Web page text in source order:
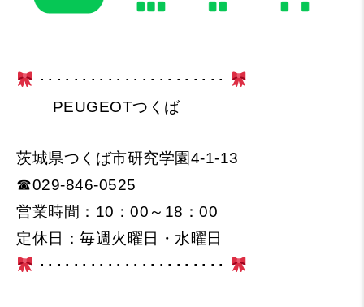
･･････････････････････
PEUGEOTつくば
茨城県つくば市研究学園4-1-13
☎029-846-0525
営業時間：10：00～18：00
定休日：毎週火曜日・水曜日
･･････････････････････